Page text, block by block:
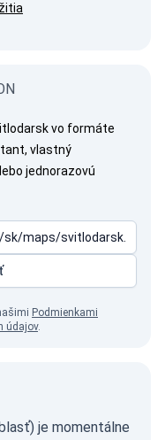
vo formáte
vlastný
jednorazovú
Podmienkami
údajov.
je momentálne